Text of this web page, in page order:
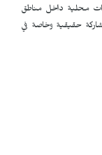
محلية داخل مناطق
حقيقية وخاصة في